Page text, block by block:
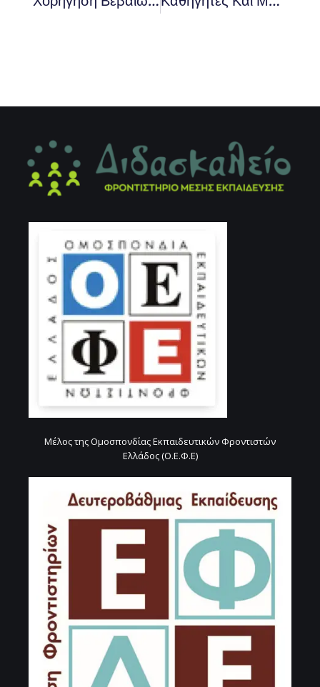
Μέλος της Ομοσπονδίας Εκπαιδευτικών Φροντιστών
Ελλάδος (Ο.Ε.Φ.Ε)